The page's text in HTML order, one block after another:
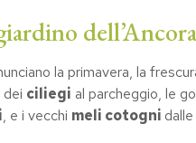
la primavera, la
ciliegi al parcheggio, le
, e i vecchi meli cotogni